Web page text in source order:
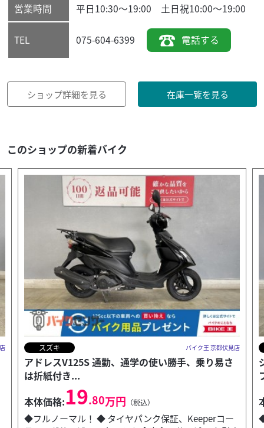
営業時間
平日10:30～19:00 土日祝10:00～19:00
TEL 075-604-6399 電話する
ショップ詳細を見る 在庫一覧を見る
このショップの新着バイク
ホンダ バイク王 京都伏見店
ジョルノ-3 液晶メーター等、多彩な機能が満載の
ファッション...
本体価格:20.80万円 （税込）
◆2020年4月製造！ ◆アイドリングストップ付き！ タ